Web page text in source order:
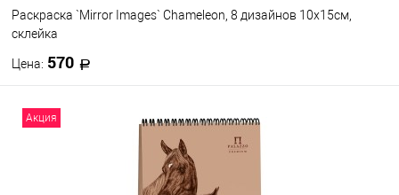
Раскраска `Mirror Images` Chameleon, 8 дизайнов 10х15см,
склейка
Цена: 570
В корзину
Акция